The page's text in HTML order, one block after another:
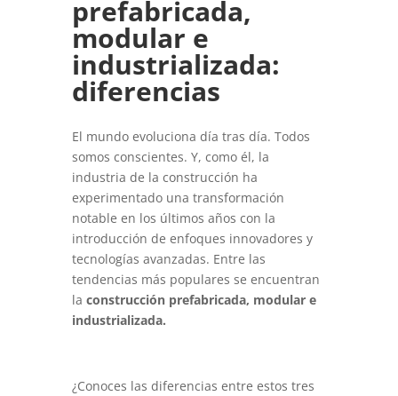
prefabricada,
modular e
industrializada:
diferencias
El mundo evoluciona día tras día. Todos
somos conscientes. Y, como él, la
industria de la construcción ha
experimentado una transformación
notable en los últimos años con la
introducción de enfoques innovadores y
tecnologías avanzadas. Entre las
tendencias más populares se encuentran
la construcción prefabricada, modular e
industrializada.
¿Conoces las diferencias entre estos tres